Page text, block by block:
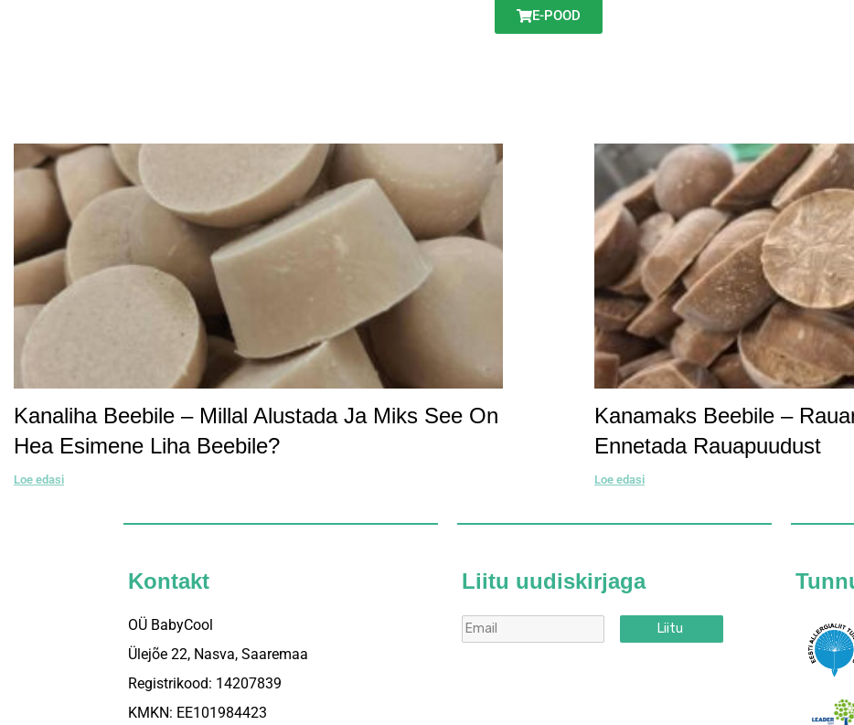
E-POOD
Kanaliha Beebile – Millal Alustada Ja Miks See On
Hea Esimene Liha Beebile?
Loe edasi
Kanamaks Beebile –
Ennetada Rauapuudust
Loe edasi
Kontakt
OÜ BabyCool
Ülejõe 22, Nasva, Saaremaa
Registrikood: 14207839
KMKN: EE101984423
Liitu uudiskirjaga
Liitu